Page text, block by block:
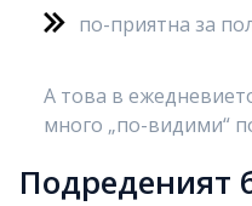
по-приятна за
А това в
много „по-видими“
Подреденият